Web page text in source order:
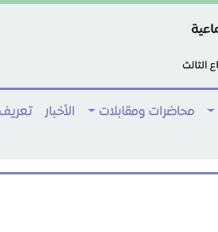
محاضرات ومقابلات الأخبار تعريف